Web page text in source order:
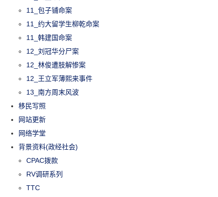
11_包子铺命案
11_约大留学生柳乾命案
11_韩建国命案
12_刘冠华分尸案
12_林俊遭肢解惨案
12_王立军薄熙来事件
13_南方周末风波
移民写照
网站更新
网络学堂
背景资料(政经社会)
CPAC拨款
RV调研系列
TTC